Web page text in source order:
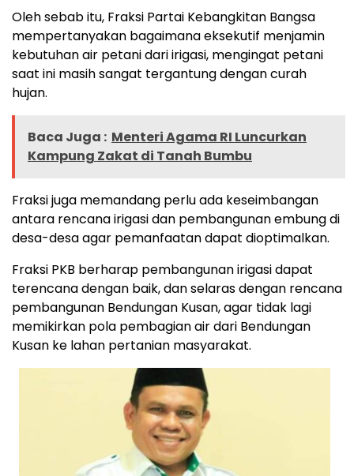
Oleh sebab itu, Fraksi Partai Kebangkitan Bangsa
mempertanyakan bagaimana eksekutif menjamin
kebutuhan air petani dari irigasi, mengingat petani
saat ini masih sangat tergantung dengan curah
hujan.
Baca Juga : Menteri Agama RI Luncurkan
Kampung Zakat di Tanah Bumbu
Fraksi juga memandang perlu ada keseimbangan
antara rencana irigasi dan pembangunan embung di
desa-desa agar pemanfaatan dapat dioptimalkan.
Fraksi PKB berharap pembangunan irigasi dapat
terencana dengan baik, dan selaras dengan rencana
pembangunan Bendungan Kusan, agar tidak lagi
memikirkan pola pembagian air dari Bendungan
Kusan ke lahan pertanian masyarakat.